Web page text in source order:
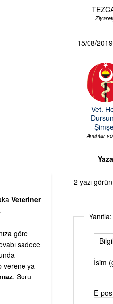
15/08/
Vet.
Anahtar
2 yazı
İsim
E-
Veteriner
göre
sadece
verene ya
. Soru